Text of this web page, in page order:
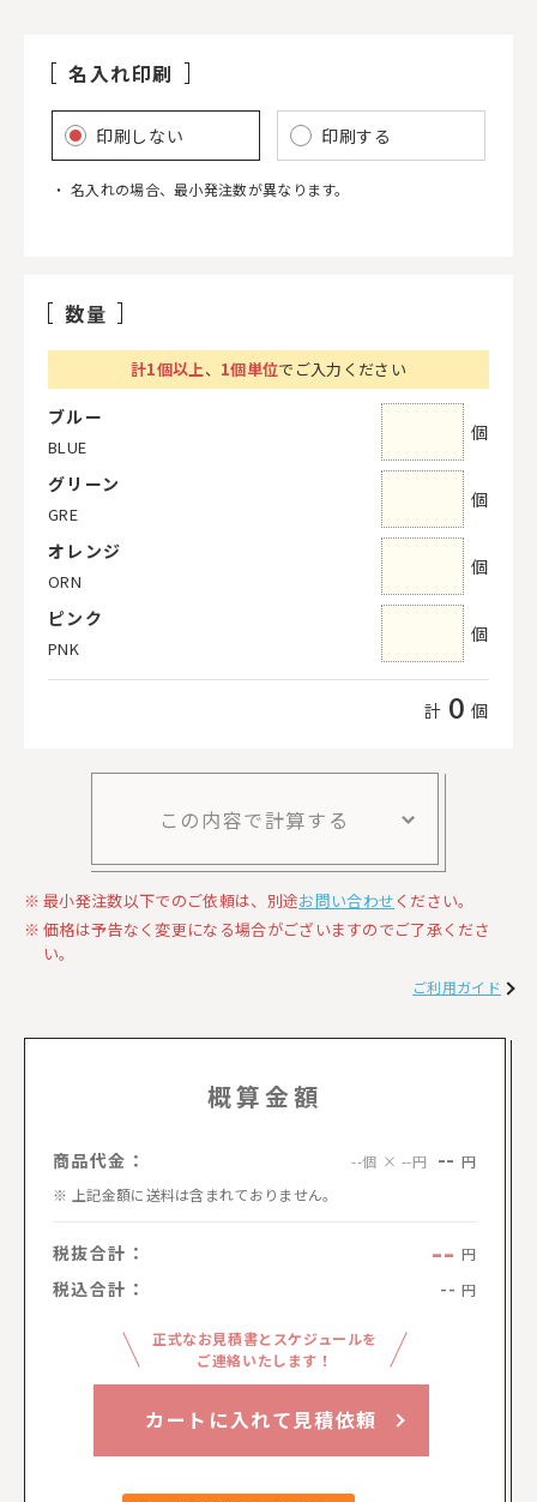
名入れ印刷
印刷しない 印刷する
名入れの場合、最小発注数が異なります。
数量
計1個以上、 1個単位でご入力ください
ブルー
BLUE
個
グリーン
GRE
個
オレンジ
ORN
個
ピンク
PNK
個
計 0 個
この内容で計算する
最小発注数以下でのご依頼は、別途お問い合わせください。
価格は予告なく変更になる場合がございますのでご了承くださ
い。
ご利用ガイド
概算金額
商品代金： --個 × --円 -- 円
上記金額に送料は含まれておりません。
税抜合計： -- 円
税込合計： -- 円
正式なお見積書とスケジュールを
ご連絡いたします！
カートに入れて見積依頼